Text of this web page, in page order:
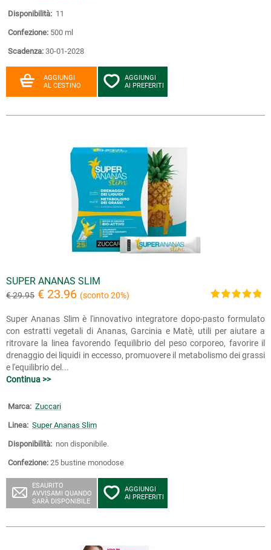
Disponibilità: 11
Confezione: 500 ml
Scadenza: 30-01-2028
AGGIUNGI
AL CESTINO
AGGIUNGI
AI PREFERITI
SUPER ANANAS SLIM
€ 29.95 € 23.96 (sconto 20%)
Super Ananas Slim è l'innovativo integratore dopo-pasto formulato
con estratti vegetali di Ananas, Garcinia e Matè, utili per aiutare a
ritrovare la linea favorendo l'equilibrio del peso corporeo, favorire il
drenaggio dei liquidi in eccesso, promuovere il metabolismo dei grassi
e l'equilibrio del...
Continua >>
Marca: Zuccari
Linea: Super Ananas Slim
Disponibilità: non disponibile.
Confezione: 25 bustine monodose
ESAURITO
AVVISAMI QUANDO
SARÀ DISPONIBILE
AGGIUNGI
AI PREFERITI